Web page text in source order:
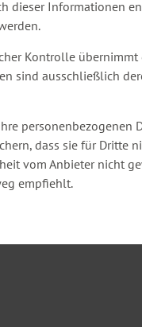
dieser Informationen
Kontrolle übernimmt
sind ausschließlich
dass sie für Dritte
vom Anbieter nicht
empfiehlt.